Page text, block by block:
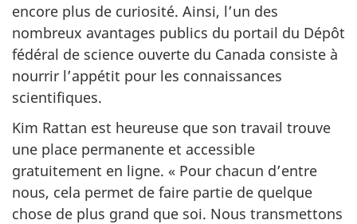
encore plus de curiosité. Ainsi, l’un des
nombreux avantages publics du portail du Dépôt
fédéral de science ouverte du Canada consiste à
nourrir l’appétit pour les connaissances
scientifiques.
Kim Rattan est heureuse que son travail trouve
une place permanente et accessible
gratuitement en ligne. « Pour chacun d’entre
nous, cela permet de faire partie de quelque
chose de plus grand que soi. Nous transmettons